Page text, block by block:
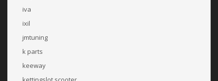
iva
ixil
jmtuning
k parts
keeway